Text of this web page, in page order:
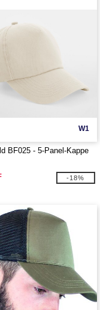
W1
BF025 - 5-Panel-Kappe
-18%